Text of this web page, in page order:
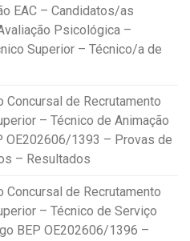
EAC – Candidatos/as
Psicológica –
Superior – Técnico/a de
Concursal de Recrutamento
– Técnico de Animação
OE202606/1393 – Provas de
– Resultados
Concursal de Recrutamento
– Técnico de Serviço
BEP OE202606/1396 –